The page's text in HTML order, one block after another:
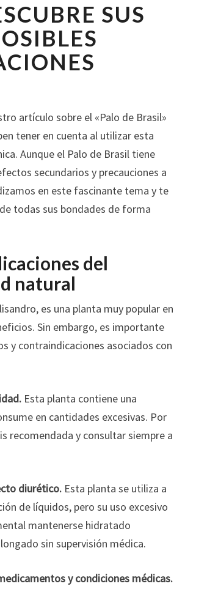
SUS
artículo sobre el «Palo de Brasil»
tener en cuenta al utilizar esta
Aunque el Palo de Brasil tiene
secundarios y precauciones a
en este fascinante tema y te
todas sus bondades de forma
del
natural
es una planta muy popular en
Sin embargo, es importante
y contraindicaciones asociados con
Esta planta contiene una
en cantidades excesivas. Por
recomendada y consultar siempre a
diurético. Esta planta se utiliza a
de líquidos, pero su uso excesivo
mantenerse hidratado
sin supervisión médica.
y condiciones médicas.